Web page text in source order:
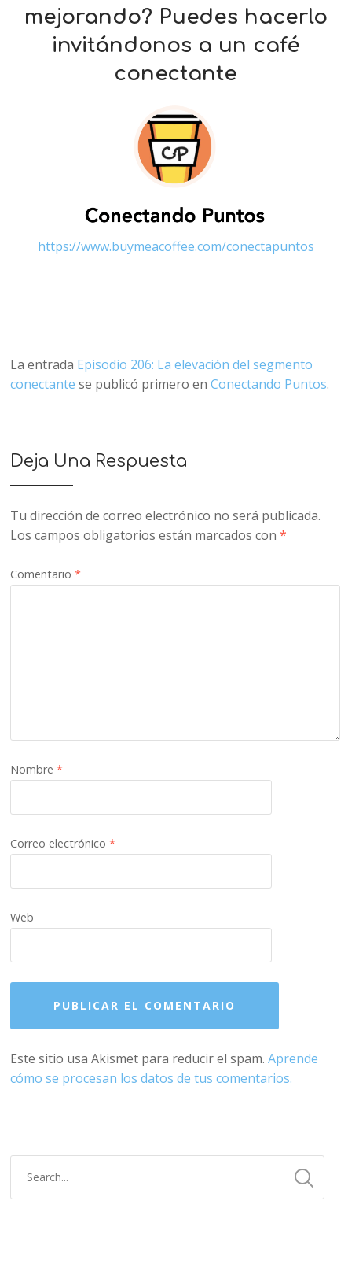
mejorando? Puedes hacerlo
invitándonos a un café
conectante
https://www.buymeacoffee.com/conectapuntos
La entrada Episodio 206: La elevación del segmento
conectante se publicó primero enConectando Puntos.
Deja Una Respuesta
Tu dirección de correo electrónico no será publicada.
Los campos obligatorios están marcados con*
Comentario*
Nombre*
Correo electrónico*
Web
Este sitio usa Akismet para reducir el spam.Aprende
cómo se procesan los datos de tus comentarios.